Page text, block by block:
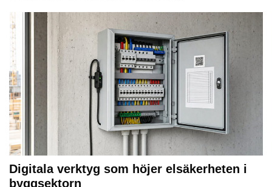
Digitala verktyg som höjer elsäkerheten i
byggsektorn